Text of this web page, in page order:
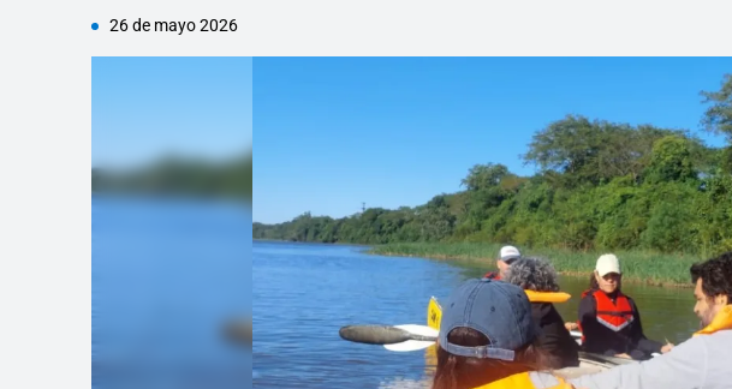
26 de mayo 2026